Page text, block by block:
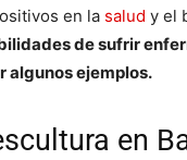
en la salud y el
de sufrir
algunos ejemplos.
en